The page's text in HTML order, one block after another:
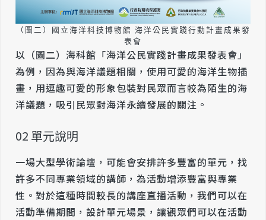
（圖二）國立海洋科技博物館 海洋公民實踐行動計畫成果發
表會
以（圖二）海科館「海洋公民實踐計畫成果發表會」
為例，因為與海洋議題相關，使用可愛的海洋生物插
畫，用逗趣可愛的形象包裝對民眾而言較為陌生的海
洋議題，吸引民眾對海洋永續發展的關注。
02 單元說明
一場大型學術論壇，可能會安排許多豐富的單元，找
許多不同專業領域的講師，為活動增添豐富與專業
性。對於這種時間較長的講座直播活動，我們可以在
活動準備期間，設計單元場景，讓觀眾們可以在活動